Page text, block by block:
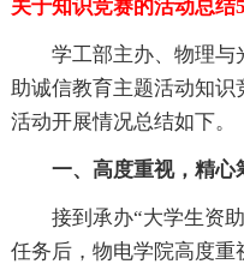
关于知识竞赛的活动总结5
学工部主办、物理与
助诚信教育主题活动知
活动开展情况总结如下。
一、高度重视，精心
接到承办“大学生资
任务后，物电学院高度重